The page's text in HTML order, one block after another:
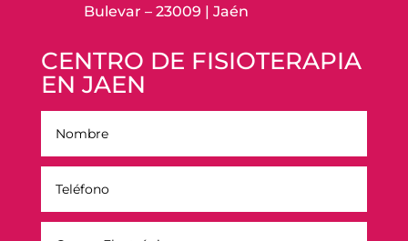
Bulevar – 23009 | Jaén
CENTRO DE FISIOTERAPIA
EN JAEN